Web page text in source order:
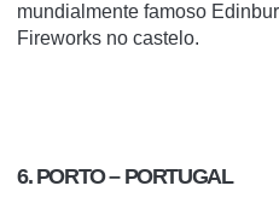
mundialmente famoso
Fireworks no castelo.
6. PORTO – PORTUGAL